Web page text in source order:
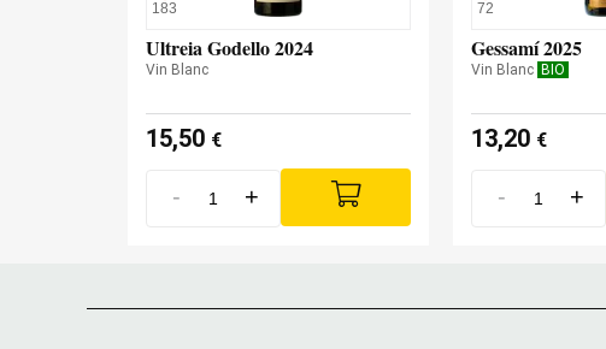
183
Ultreia Godello 2024
Vin Blanc
15,50 €
- +
72
Gessamí 2025
Vin Blanc BIO
13,20 €
- +